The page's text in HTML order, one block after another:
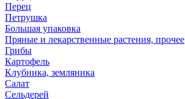
Перец
Петрушка
Большая упаковка
Пряные и лекарственные растения, прочее
Грибы
Картофель
Клубника, земляника
Салат
Сельдерей